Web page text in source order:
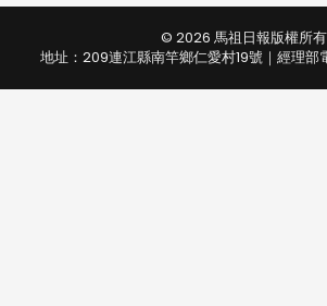
© 2026 馬祖日報版權所有
地址：209連江縣南竿鄉仁愛村19號｜經理